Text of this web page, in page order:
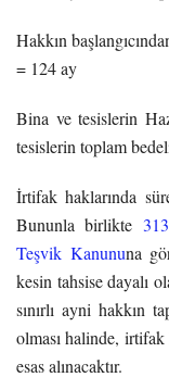
Hakkın
= 124 ay
Bina ve tesislerin
tesislerin toplam
İrtifak haklarında
Bununla birlikte
Teşvik Kanununa
kesin tahsise dayalı
sınırlı ayni hakkın
olması halinde, irtifak
esas alınacaktır.